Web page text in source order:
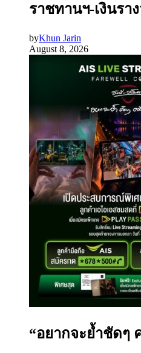
ราชทานฯ-เงินรา
byKhun Jarin
August 8, 2026
“อยากจะย้ำชัดๆ